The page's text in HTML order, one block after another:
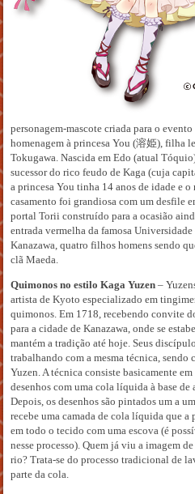
personagem-mascote criada para o
homenagem à princesa You (溶姫), filha
Tokugawa. Nascida em Edo (atual
sucessor do rico feudo de Kaga (cuja
a princesa You tinha 14 anos de idade e
casamento foi grandiosa com um desfile
portal Torii construído para a ocasião
entrada vermelha da famosa
Kanazawa, quatro filhos homens sendo
clã Maeda.
Quimonos no estilo Kaga Yuzen –
artista de Kyoto especializado em
quimonos. Em 1718, recebendo convite
para a cidade de Kanazawa, onde se
mantém a tradição até hoje. Seus
trabalhando com a mesma técnica,
Yuzen. A técnica consiste basicamente
desenhos com uma cola líquida à base de
Depois, os desenhos são pintados um a
recebe uma camada de cola líquida que a
em todo o tecido com uma escova (é
nesse processo). Quem já viu a imagem
rio? Trata-se do processo tradicional de
parte da cola.